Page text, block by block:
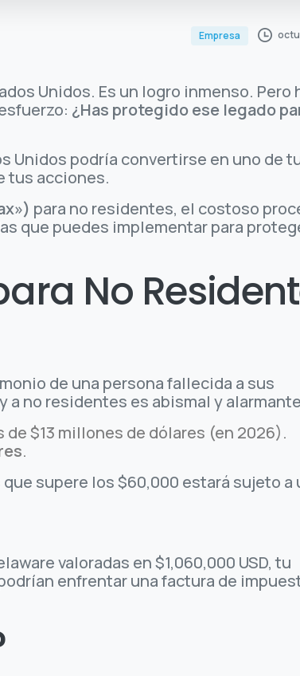
Empresa
Unidos. Es un logro inmenso. Pero
¿Has protegido ese legado
Unidos podría convertirse en uno de
tus acciones.
para no residentes, el costoso
que puedes implementar para
No
de una persona fallecida a sus
a no residentes es abismal y
de $13 millones de dólares (en 2026).
.
supere los $60,000 estará sujeto a
valoradas en $1,060,000 USD, tu
enfrentar una factura de